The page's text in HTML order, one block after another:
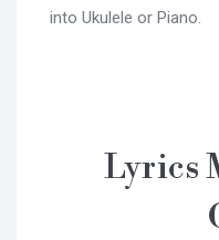
into Ukulele or Piano.
Lyrics